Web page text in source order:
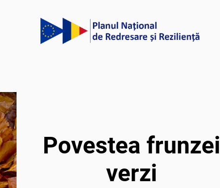
Povestea frunzei
verzi